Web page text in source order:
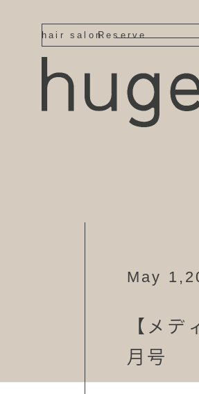
Reserve
hair salon
May
【メ
月号